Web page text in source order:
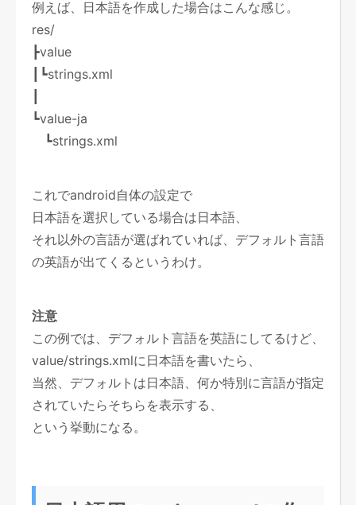
例えば、日本語を作成した場合はこんな感じ。
res/
┣value
┃┗strings.xml
┗value-ja
┗strings.xml
これでandroid自体の設定で
日本語を選択している場合は日本語、
それ以外の言語が選ばれていれば、デフォルト言語
の英語が出てくるというわけ。
注意
この例では、デフォルト言語を英語にしてるけど、
value/strings.xmlに日本語を書いたら、
当然、デフォルトは日本語、何か特別に言語が指定
されていたらそちらを表示する、
という挙動になる。